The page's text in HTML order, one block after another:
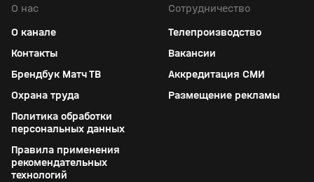
О нас
О канале
Контакты
Брендбук Матч ТВ
Охрана труда
Политика обработки
персональных данных
Правила применения
рекомендательных
технологий
Сотрудничество
Телепроизводство
Вакансии
Аккредитация СМИ
Размещение рекламы